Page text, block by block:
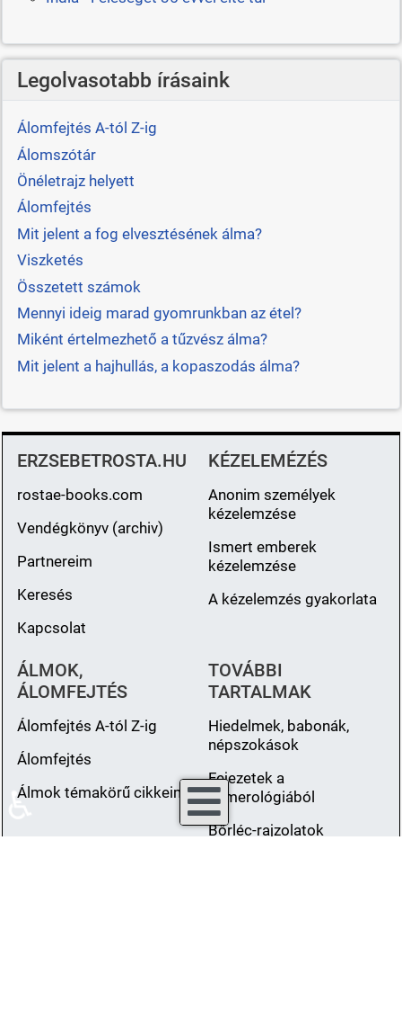
Legolvasotabb írásaink
Álomfejtés A-tól Z-ig
Álomszótár
Önéletrajz helyett
Álomfejtés
Mit jelent a fog elvesztésének álma?
Viszketés
Összetett számok
Mennyi ideig marad gyomrunkban az étel?
Miként értelmezhető a tűzvész álma?
Mit jelent a hajhullás, a kopaszodás álma?
ERZSEBETROSTA.HU
rostae-books.com
Vendégkönyv (archiv)
Partnereim
Keresés
Kapcsolat
KÉZELEMÉZÉS
Anonim személyek
kézelemzése
Ismert emberek
kézelemzése
A kézelemzés gyakorlata
ÁLMOK,
ÁLOMFEJTÉS
Álomfejtés A-tól Z-ig
Álomfejtés
Álmok témakörű cikkeim
TOVÁBBI
TARTALMAK
Hiedelmek, babonák,
népszokások
Fejezetek a
numerológiából
Bőrléc-rajzolatok